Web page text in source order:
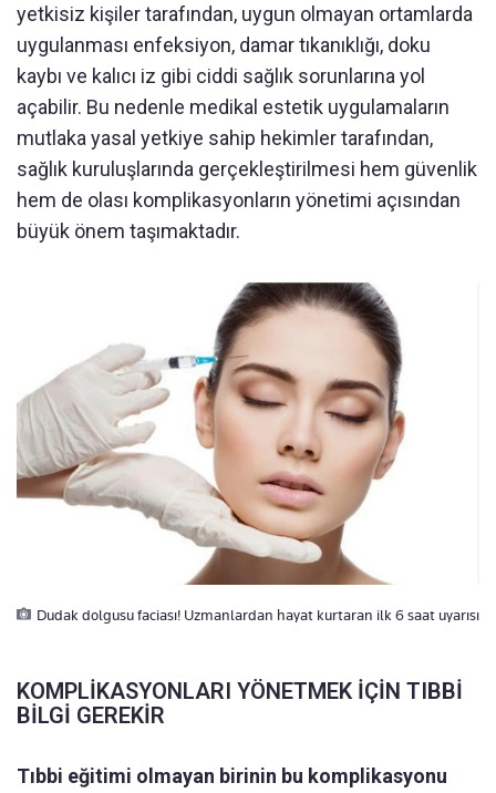
yetkisiz kişiler tarafından, uygun olmayan ortamlarda
uygulanması enfeksiyon, damar tıkanıklığı, doku
kaybı ve kalıcı iz gibi ciddi sağlık sorunlarına yol
açabilir. Bu nedenle medikal estetik uygulamaların
mutlaka yasal yetkiye sahip hekimler tarafından,
sağlık kuruluşlarında gerçekleştirilmesi hem güvenlik
hem de olası komplikasyonların yönetimi açısından
büyük önem taşımaktadır.
Dudak dolgusu faciası! Uzmanlardan hayat kurtaran ilk 6 saat uyarısı
KOMPLİKASYONLARI YÖNETMEK İÇİN TIBBİ
BİLGİ GEREKİR
Tıbbi eğitimi olmayan birinin bu komplikasyonu